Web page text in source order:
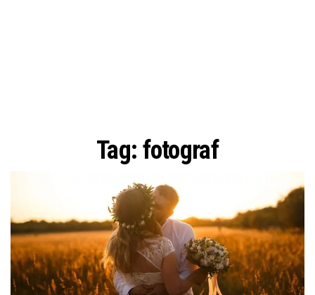
Tag: fotograf